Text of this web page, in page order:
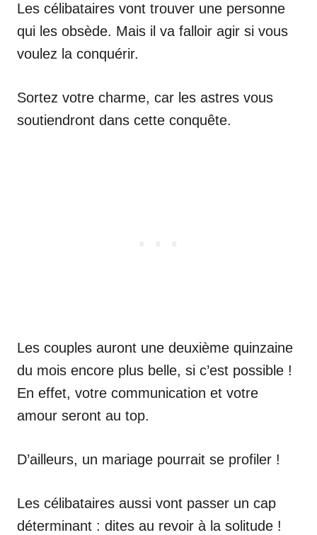
Les célibataires vont trouver une personne
qui les obsède. Mais il va falloir agir si vous
voulez la conquérir.
Sortez votre charme, car les astres vous
soutiendront dans cette conquête.
Les couples auront une deuxième quinzaine
du mois encore plus belle, si c’est possible !
En effet, votre communication et votre
amour seront au top.
D’ailleurs, un mariage pourrait se profiler !
Les célibataires aussi vont passer un cap
déterminant : dites au revoir à la solitude !